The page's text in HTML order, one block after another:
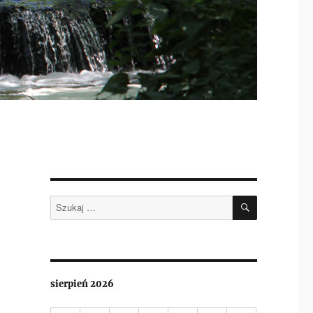
Szukaj: SZUKAJ
sierpień 2026